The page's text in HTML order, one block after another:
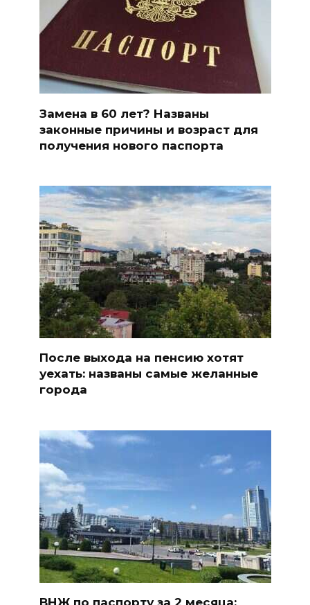
Замена в 60 лет? Названы
законные причины и возраст для
получения нового паспорта
После выхода на пенсию хотят
уехать: названы самые желанные
города
ВНЖ по паспорту за 2 месяца: